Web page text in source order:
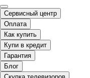
Сервисный центр
Оплата
Как купить
Купи в кредит
Гарантия
Блог